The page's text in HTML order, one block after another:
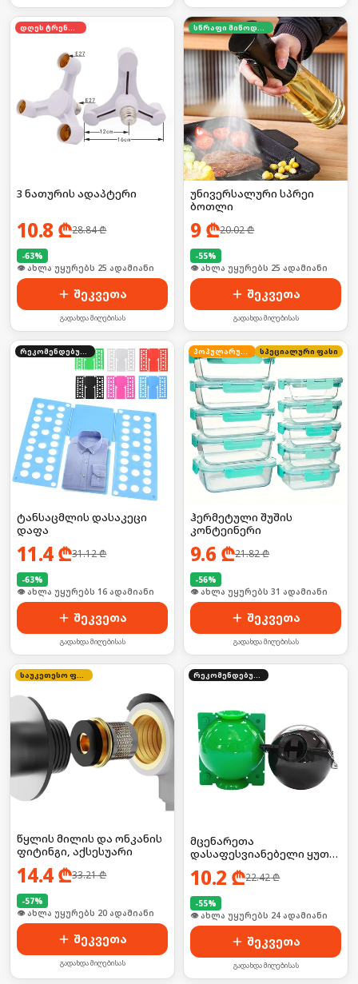
დღეს ტრენდში
3 ნათურის ადაპტერი
10.8 ₾28.84₾
-63%
🛒 ბოლო 24სთ-ში იყიდა 39-მა
შეკვეთა
გადახდა მიღებისას
სწრაფი მიწოდება
უნივერსალური სპრეი
ბოთლი
9 ₾20.02₾
-55%
🛒 ბოლო 24სთ-ში იყიდა 39-მა
შეკვეთა
გადახდა მიღებისას
რეკომენდებული
ტანსაცმლის დასაკეცი
დაფა
11.4₾31.12₾
-63%
🛒 ბოლო 24სთ-ში იყიდა 21-მა
შეკვეთა
გადახდა მიღებისას
პოპულარული სპეციალური ფასი
ჰერმეტული შუშის
კონტეინერი
9.6 ₾21.82₾
-56%
🛒 ბოლო 24სთ-ში იყიდა 41-მა
შეკვეთა
გადახდა მიღებისას
საუკეთესო ფასი
წყლის მილის და ონკანის
ფიტინგი, აქსესუარი
14.4₾33.21₾
-57%
🛒 ბოლო 24სთ-ში იყიდა 26-მა
შეკვეთა
გადახდა მიღებისას
რეკომენდებული
მცენარეთა
დასაფესვიანებელი ყუთი
10.2 ₾22.42₾
-55%
🛒 ბოლო 24სთ-ში იყიდა 37-მა
შეკვეთა
გადახდა მიღებისას